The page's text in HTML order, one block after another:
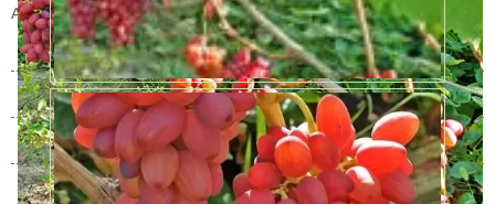
Артикул:63107
3 года 1000 руб.
В наличии
4 года 1450 руб.
В наличии
5 лет 4300 руб.
В наличии